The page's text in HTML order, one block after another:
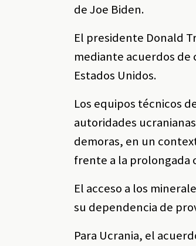
de Joe Biden.
El presidente Donald
mediante acuerdos de
Estados Unidos.
Los equipos técnicos
autoridades
demoras, en un
frente a la prolongada
El acceso a los
su dependencia de
Para Ucrania, el